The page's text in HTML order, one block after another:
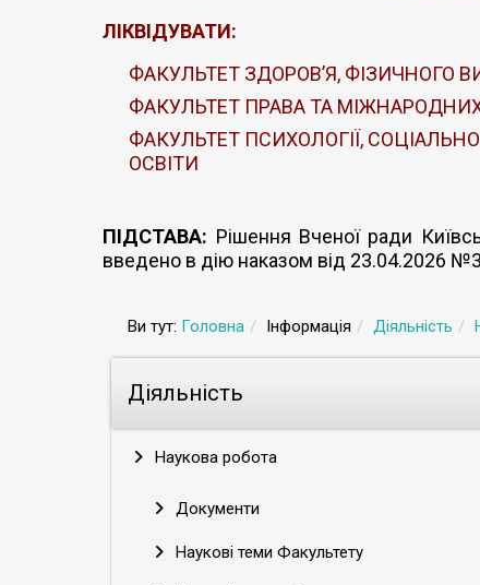
ЛІКВІДУВАТИ:
ФАКУЛЬТЕТ ЗДОРОВ’Я, ФІЗИЧНОГО
ФАКУЛЬТЕТ ПРАВА ТА
ФАКУЛЬТЕТ ПСИХОЛОГІЇ,
ОСВІТИ
ПІДСТАВА: Рішення Вченої ради
введено в дію наказом від 23.04.2026
Ви тут: Головна Інформація Діяльність
Діяльність
Наукова робота
Документи
Наукові теми Факультету